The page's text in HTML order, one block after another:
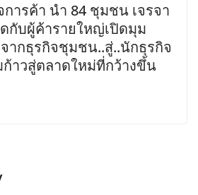
ารค้า นำ 84 ชุมชน เจรจา
กับผู้ค้ารายใหญ่เปิดมุม
ากธุรกิจชุมชน..สู่..นักธุรกิจ
าวสู่ตลาดใหม่ที่กว้างขึ้น